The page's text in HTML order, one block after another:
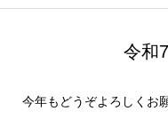
令和
今年もどうぞよろしくお